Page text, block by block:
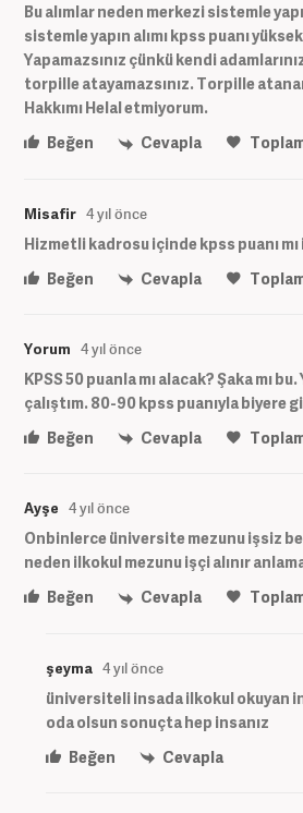
Bu alımlar neden merkezi sistemle
sistemle yapın alımı kpss puanı
Yapamazsınız çünkü kendi
torpille atayamazsınız. Torpille
Hakkımı Helal etmiyorum.
Beğen
Cevapla
Misafir 4 yıl önce
Hizmetli kadrosu içinde kpss puanı
Beğen
Cevapla
Yorum 4 yıl önce
KPSS 50 puanla mı alacak? Şaka mı
çalıştım. 80-90 kpss puanıyla biyere
Beğen
Cevapla
Ayşe 4 yıl önce
Onbinlerce üniversite mezunu işsiz
neden ilkokul mezunu işçi alınır
Beğen
Cevapla
şeyma 4 yıl önce
üniversiteli insada ilkokul okuyan
oda olsun sonuçta hep insanız
Beğen
Cevapla